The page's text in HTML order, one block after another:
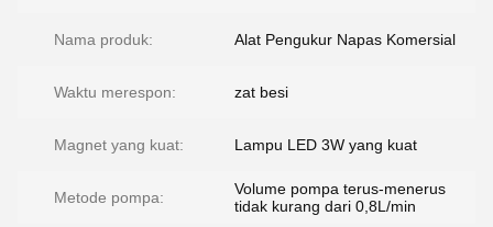
Nama produk: Alat Pengukur Napas Komersial
Waktu merespon: zat besi
Magnet yang kuat: Lampu LED 3W yang kuat
Metode pompa:
Volume pompa terus-menerus
tidak kurang dari 0,8L/min